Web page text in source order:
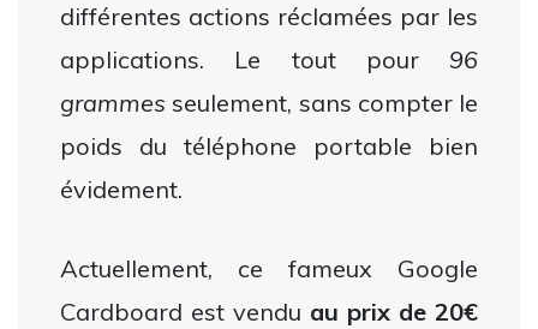
différentes actions réclamées par les
applications. Le tout pour 96
grammes seulement, sans compter le
poids du téléphone portable bien
évidement.
Actuellement, ce fameux Google
Cardboard est vendu au prix de 20€